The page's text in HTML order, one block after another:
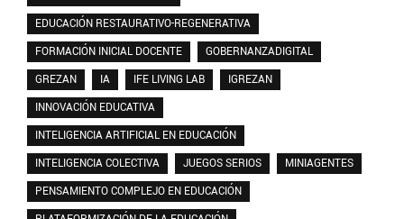
EDUCACIÓN RESTAURATIVO-REGENERATIVA
FORMACIÓN INICIAL DOCENTE
GOBERNANZADIGITAL
GREZAN
IA IFE LIVING LAB
IGREZAN
INNOVACIÓN EDUCATIVA
INTELIGENCIA ARTIFICIAL EN EDUCACIÓN
INTELIGENCIA COLECTIVA
JUEGOS SERIOS
MINIAGENTES
PENSAMIENTO COMPLEJO EN EDUCACIÓN